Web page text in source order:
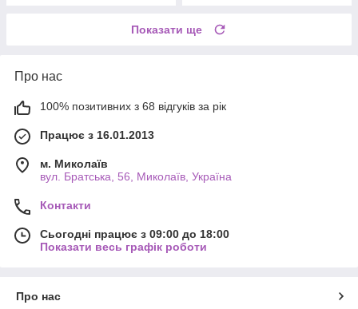
Показати ще
Про нас
100% позитивних з 68 відгуків за рік
Працює з 16.01.2013
м. Миколаїв
вул. Братська, 56, Миколаїв, Україна
Контакти
Сьогодні працює з 09:00 до 18:00
Показати весь графік роботи
Про нас